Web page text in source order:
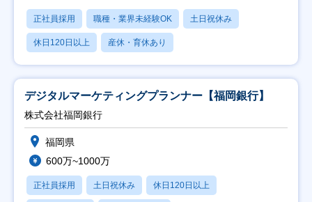
正社員採用 職種・業界未経験OK 土日祝休み
休日120日以上 産休・育休あり
デジタルマーケティングプランナー【福岡銀行】
株式会社福岡銀行
福岡県
600万~1000万
正社員採用 土日祝休み 休日120日以上